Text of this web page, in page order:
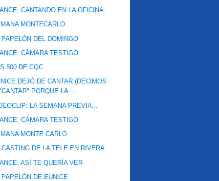
CANTANDO EN LA OFICINA
MONTECARLO
PAPELÓN DEL DOMINGO
CÁMARA TESTIGO
500 DE CQC
DEJÓ DE CANTAR (DECIMOS
PORQUE LA ...
LA SEMANA PREVIA...
CÁMARA TESTIGO
MONTE CARLO
CASTING DE LA TELE EN RIVERA
ASÍ TE QUERÍA VER
PAPELÓN DE EUNICE